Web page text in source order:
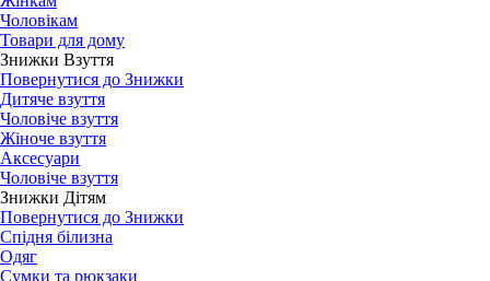
Чоловікам
Товари для дому
Знижки Взуття
Повернутися до Знижки
Дитяче взуття
Чоловіче взуття
Жіноче взуття
Аксесуари
Чоловіче взуття
Знижки Дітям
Повернутися до Знижки
Спідня білизна
Одяг
Сумки та рюкзаки